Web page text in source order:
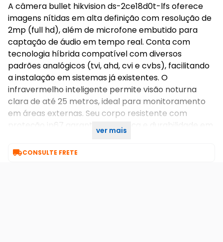
A câmera bullet hikvision ds-2ce18d0t-lfs oferece
imagens nítidas em alta definição com resolução de
2mp (full hd), além de microfone embutido para
captação de áudio em tempo real. Conta com
tecnologia híbrida compatível com diversos
padrões analógicos (tvi, ahd, cvi e cvbs), facilitando
a instalação em sistemas já existentes. O
infravermelho inteligente permite visão noturna
clara de até 25 metros, ideal para monitoramento
em áreas externas. Seu corpo resistente com
proteção ip67 garante segurança e durabilidade em
ver mais
CONSULTE FRETE